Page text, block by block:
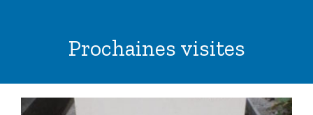
Prochaines visites